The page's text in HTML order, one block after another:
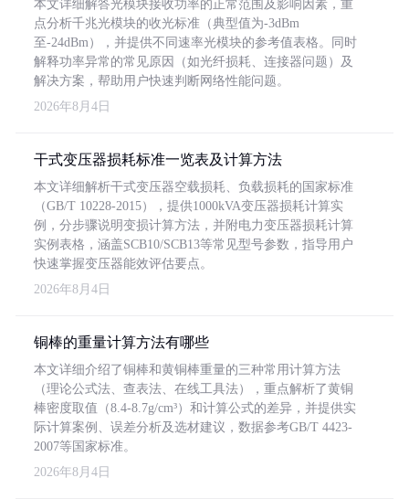
本文详细解答光模块接收功率的正常范围及影响因素，重
点分析千兆光模块的收光标准（典型值为-3dBm
至-24dBm），并提供不同速率光模块的参考值表格。同时
解释功率异常的常见原因（如光纤损耗、连接器问题）及
解决方案，帮助用户快速判断网络性能问题。
2026年8月4日
干式变压器损耗标准一览表及计算方法
本文详细解析干式变压器空载损耗、负载损耗的国家标准
（GB/T 10228-2015），提供1000kVA变压器损耗计算实
例，分步骤说明变损计算方法，并附电力变压器损耗计算
实例表格，涵盖SCB10/SCB13等常见型号参数，指导用户
快速掌握变压器能效评估要点。
2026年8月4日
铜棒的重量计算方法有哪些
本文详细介绍了铜棒和黄铜棒重量的三种常用计算方法
（理论公式法、查表法、在线工具法），重点解析了黄铜
棒密度取值（8.4-8.7g/cm³）和计算公式的差异，并提供实
际计算案例、误差分析及选材建议，数据参考GB/T 4423-
2007等国家标准。
2026年8月4日